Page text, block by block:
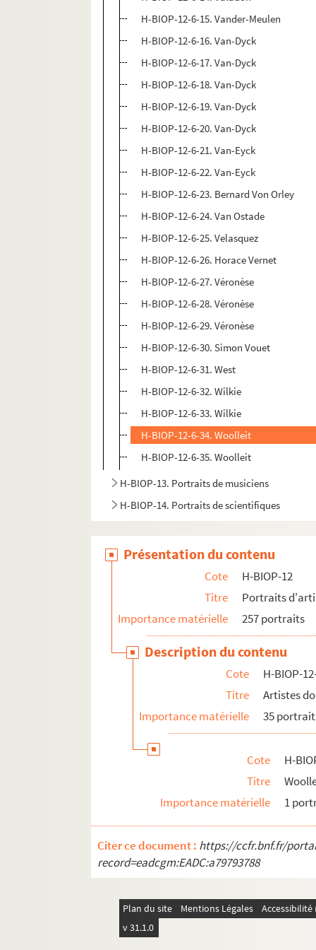
H-BIOP-12-6-15. Vander-Meulen
H-BIOP-12-6-16. Van-Dyck
H-BIOP-12-6-17. Van-Dyck
H-BIOP-12-6-18. Van-Dyck
H-BIOP-12-6-19. Van-Dyck
H-BIOP-12-6-20. Van-Dyck
H-BIOP-12-6-21. Van-Eyck
H-BIOP-12-6-22. Van-Eyck
H-BIOP-12-6-23. Bernard Von Orley
H-BIOP-12-6-24. Van Ostade
H-BIOP-12-6-25. Velasquez
H-BIOP-12-6-26. Horace Vernet
H-BIOP-12-6-27. Véronèse
H-BIOP-12-6-28. Véronèse
H-BIOP-12-6-29. Véronèse
H-BIOP-12-6-30. Simon Vouet
H-BIOP-12-6-31. West
H-BIOP-12-6-32. Wilkie
H-BIOP-12-6-33. Wilkie
H-BIOP-12-6-34. Woolleit
H-BIOP-12-6-35. Woolleit
H-BIOP-13. Portraits de musiciens
H-BIOP-14. Portraits de scientifiques
Présentation du contenu
Cote
H-BIOP-12
Titre
Portraits
Importance matérielle
257 portraits
Description du contenu
Cote
H-BIOP-
Titre
Artistes
Importance matérielle
35
Cote
H-
Titre
Importance matérielle
1
Citer ce document : https://ccfr.bnf.fr/
record=eadcgm:EADC:a79793788
Plan du site Mentions Légales
v 31.1.0